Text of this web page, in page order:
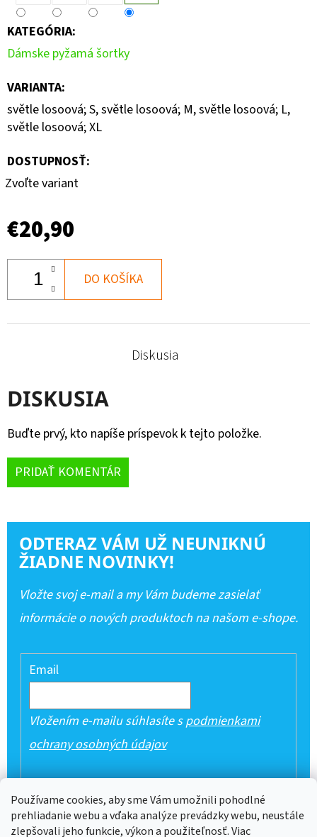
Používame cookies, aby sme Vám umožnili pohodlné
prehliadanie webu a vďaka analýze prevádzky webu, neustále
zlepšovali jeho funkcie, výkon a použiteľnosť. Viac
KATEGÓRIA:
Dámske pyžamá šortky
VARIANTA:
světle losoová; S, světle losoová; M, světle losoová; L,
světle losoová; XL
DOSTUPNOSŤ:
Zvoľte variant
€20,90
DO KOŠÍKA
Diskusia
DISKUSIA
Buďte prvý, kto napíše príspevok k tejto položke.
PRIDAŤ KOMENTÁR
ODTERAZ VÁM UŽ NEUNIKNÚ
ŽIADNE NOVINKY!
Vložte svoj e-mail a my Vám budeme zasielať
informácie o nových produktoch na našom e-shope.
Email
Vložením e-mailu súhlasíte spodmienkami
ochrany osobných údajov
PRIHLÁSIŤ SA